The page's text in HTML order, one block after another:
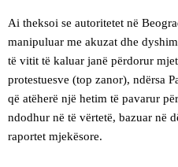
Ai theksoi se autoritetet në
manipuluar me akuzat dhe
të vitit të kaluar janë përdorur
protestuesve (top zanor), ndërsa
që atëherë një hetim të pavarur
ndodhur në të vërtetë, bazuar në
raportet mjekësore.